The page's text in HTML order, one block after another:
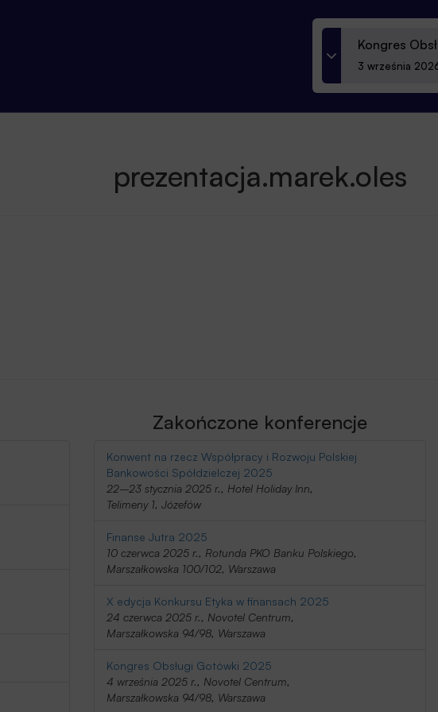
Kongres
3 września
prezentacja.marek.oles
Zakończone konferencje
Konwent na rzecz Współpracy i Rozwoju Polskiej
Bankowości Spółdzielczej 2025
22–23 stycznia 2025 r., Hotel Holiday Inn,
Telimeny 1, Józefów
Finanse Jutra 2025
10 czerwca 2025 r., Rotunda PKO Banku Polskiego,
Marszałkowska 100/102, Warszawa
X edycja Konkursu Etyka w finansach 2025
24 czerwca 2025 r., Novotel Centrum,
Marszałkowska 94/98, Warszawa
Kongres Obsługi Gotówki 2025
4 września 2025 r., Novotel Centrum,
Marszałkowska 94/98, Warszawa